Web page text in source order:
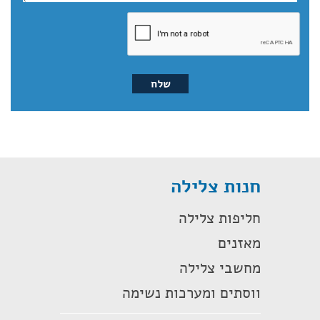
חנות צלילה
חליפות צלילה
מאזנים
מחשבי צלילה
ווסתים ומערכות נשימה